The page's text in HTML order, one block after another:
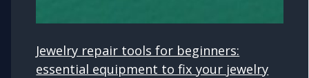
Jewelry repair tools for beginners:
essential equipment to fix your jewelry